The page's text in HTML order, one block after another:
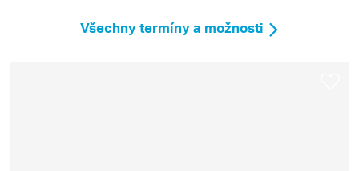
Všechny termíny a možnosti